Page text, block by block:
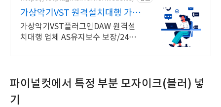
가상악기VST 원격설치대행 가상
악기플러그인 원격설치대행
가상악기VST플러그인DAW 원격설
치대행 업체 AS유지보수 보장/24시
파이널컷에서 특정 부분 모자이크(블러) 넣
기